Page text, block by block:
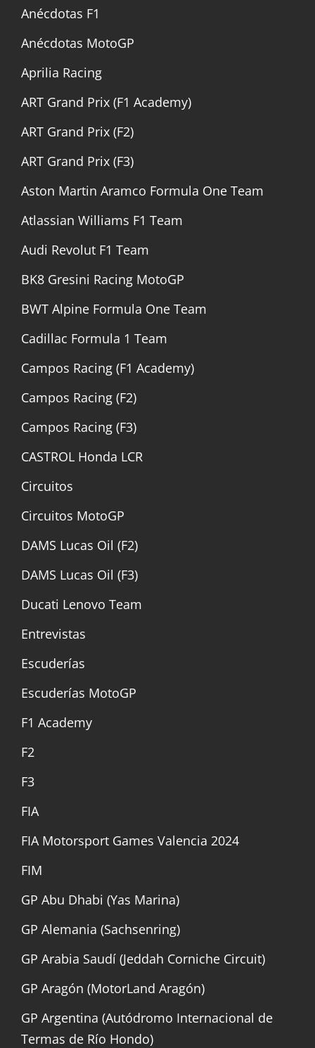
Anécdotas F1
Anécdotas MotoGP
Aprilia Racing
ART Grand Prix (F1 Academy)
ART Grand Prix (F2)
ART Grand Prix (F3)
Aston Martin Aramco Formula One Team
Atlassian Williams F1 Team
Audi Revolut F1 Team
BK8 Gresini Racing MotoGP
BWT Alpine Formula One Team
Cadillac Formula 1 Team
Campos Racing (F1 Academy)
Campos Racing (F2)
Campos Racing (F3)
CASTROL Honda LCR
Circuitos
Circuitos MotoGP
DAMS Lucas Oil (F2)
DAMS Lucas Oil (F3)
Ducati Lenovo Team
Entrevistas
Escuderías
Escuderías MotoGP
F1 Academy
F2
F3
FIA
FIA Motorsport Games Valencia 2024
FIM
GP Abu Dhabi (Yas Marina)
GP Alemania (Sachsenring)
GP Arabia Saudí (Jeddah Corniche Circuit)
GP Aragón (MotorLand Aragón)
GP Argentina (Autódromo Internacional de
Termas de Río Hondo)